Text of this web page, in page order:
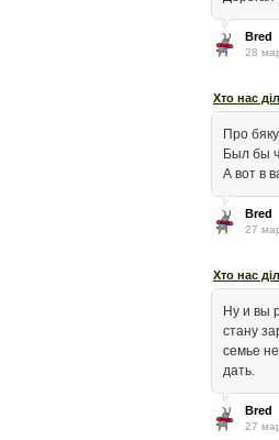
Bred
28
Хто нас
Про
Был бы
А вот в
Bred
27
Хто нас
Ну и вы
стану
семье
дать.
Bred
27